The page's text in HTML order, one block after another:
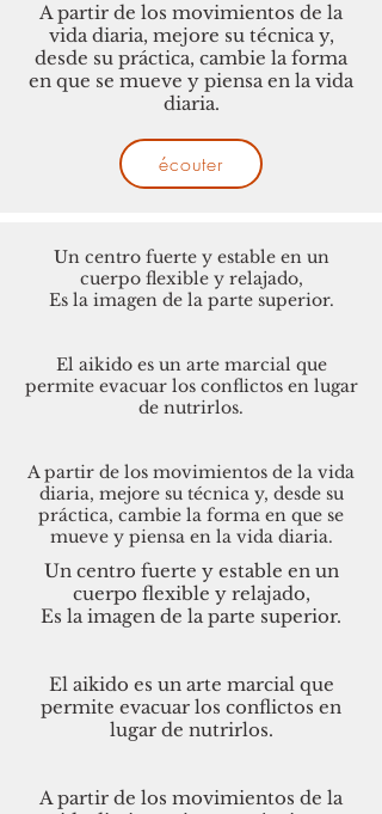
A partir de los movimientos de la
vida diaria, mejore su técnica y,
desde su práctica, cambie la forma
en que se mueve y piensa en la vida
diaria.
écouter
Un centro fuerte y estable en un
cuerpo flexible y relajado,
Es la imagen de la parte superior.
El aikido es un arte marcial que
permite evacuar los conflictos en lugar
de nutrirlos.
A partir de los movimientos de la vida
diaria, mejore su técnica y, desde su
práctica, cambie la forma en que se
mueve y piensa en la vida diaria.
Un centro fuerte y estable en un
cuerpo flexible y relajado,
Es la imagen de la parte superior.
El aikido es un arte marcial que
permite evacuar los conflictos en
lugar de nutrirlos.
A partir de los movimientos de la